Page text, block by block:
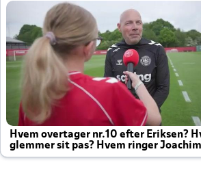
Hvem overtager nr.10 efter Eriksen?
glemmer sit pas? Hvem ringer Joachim
altid til efter kampe?